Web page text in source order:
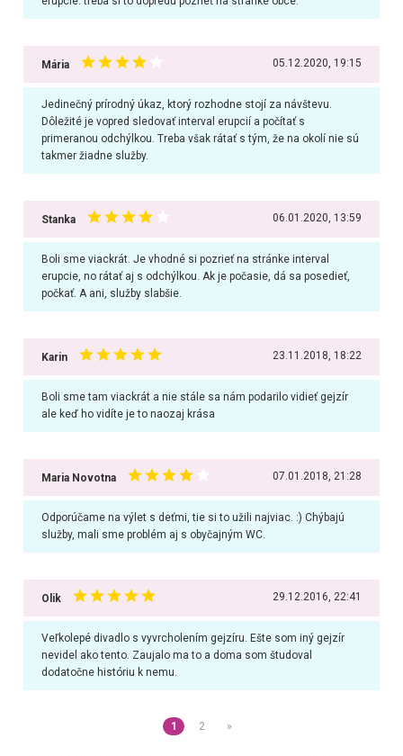
Mária 05.12.2020, 19:15
Jedinečný prírodný úkaz, ktorý rozhodne stojí za návštevu.
Dôležité je vopred sledovať interval erupcií a počítať s
primeranou odchýlkou. Treba však rátať s tým, že na okolí nie sú
takmer žiadne služby.
Stanka 06.01.2020, 13:59
Boli sme viackrát. Je vhodné si pozrieť na stránke interval
erupcie, no rátať aj s odchýlkou. Ak je počasie, dá sa posedieť,
počkať. A ani, služby slabšie.
Karin 23.11.2018, 18:22
Boli sme tam viackrát a nie stále sa nám podarilo vidieť gejzír
ale keď ho vidíte je to naozaj krása
Maria Novotna 07.01.2018, 21:28
Odporúčame na výlet s deťmi, tie si to užili najviac. :) Chýbajú
služby, mali sme problém aj s obyčajným WC.
Olik 29.12.2016, 22:41
Veľkolepé divadlo s vyvrcholením gejzíru. Ešte som iný gejzír
nevidel ako tento. Zaujalo ma to a doma som študoval
dodatočne históriu k nemu.
1 2 »